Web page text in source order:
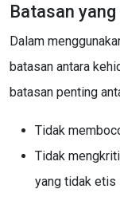
Batasan
Dalam
batasan antara
batasan penting
Tidak
Tidak
yang tidak etis